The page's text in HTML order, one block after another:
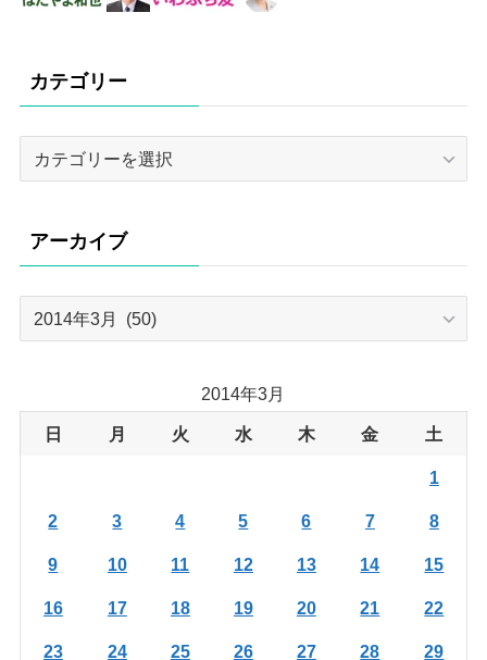
カテゴリー
リ
ー
アーカイブ
ブ
2014年3月
日 月 火 水 木 金 土
1
2 3 4 5 6 7 8
9 10 11 12 13 14 15
16 17 18 19 20 21 22
23 24 25 26 27 28 29